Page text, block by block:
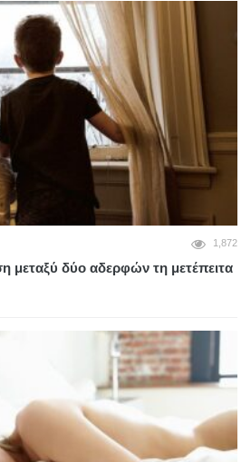
1,872
μεταξύ δύο αδερφών τη μετέπειτα